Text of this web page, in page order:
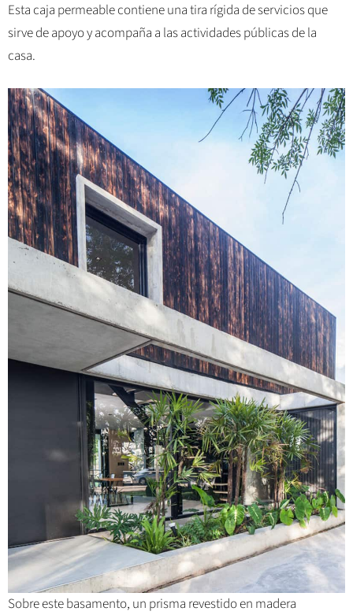
Esta caja permeable contiene una tira rígida de servicios que
sirve de apoyo y acompaña a las actividades públicas de la
casa.
Sobre este basamento, un prisma revestido en madera